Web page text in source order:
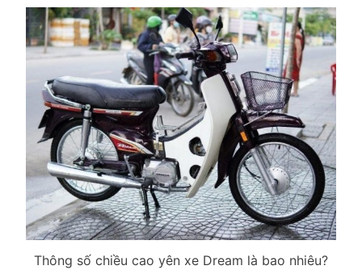
Thông số chiều cao yên xe Dream là bao nhiêu?